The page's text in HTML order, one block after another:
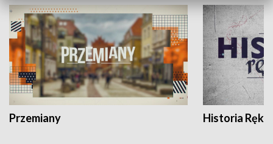
Przemiany Historia Ręką